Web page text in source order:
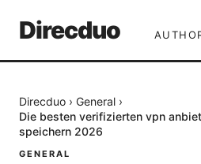
Direcduo
Direcduo › General ›
Die besten verifizierten vpn
speichern 2026
GENERAL